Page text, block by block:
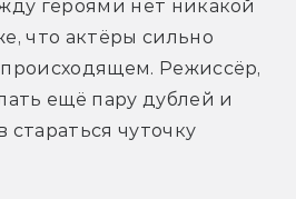
героями нет никакой
что актёры сильно
Режиссёр,
ещё пару дублей и
стараться чуточку